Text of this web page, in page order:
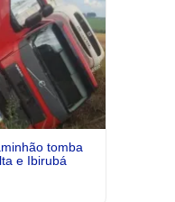
tomba
e Ibirubá